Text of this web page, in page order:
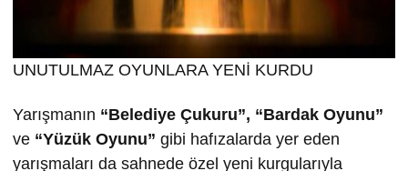
UNUTULMAZ OYUNLARA YENİ KURDU
Yarışmanın “Belediye Çukuru”, “Bardak Oyunu”
ve “Yüzük Oyunu” gibi hafızalarda yer eden
yarışmaları da sahnede özel yeni kurgularıyla